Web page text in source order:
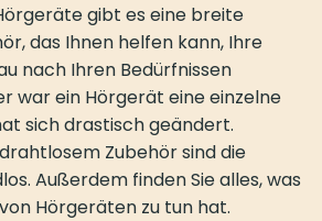
gibt es eine breite
das Ihnen helfen kann, Ihre
nach Ihren Bedürfnissen
war ein Hörgerät eine einzelne
sich drastisch geändert.
Zubehör sind die
Außerdem finden Sie alles, was
Hörgeräten zu tun hat.